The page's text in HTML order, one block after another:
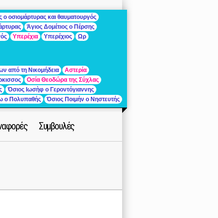
ο οσιομάρτυρας και θαυματουργός
Άγιος Δομέτιος ο Πέρσης
Υπερέχια Υπερέχιος Ωρ
από τη Νικομήδεια
Αστερία
Οσία Θεοδώρα της Σύχλας
Όσιος Ιωσὴφ ο Γεροντόγιαννης
ο Πολυπαθής
Όσιος Ποιμήν ο Νηστευτής
Συμβουλές